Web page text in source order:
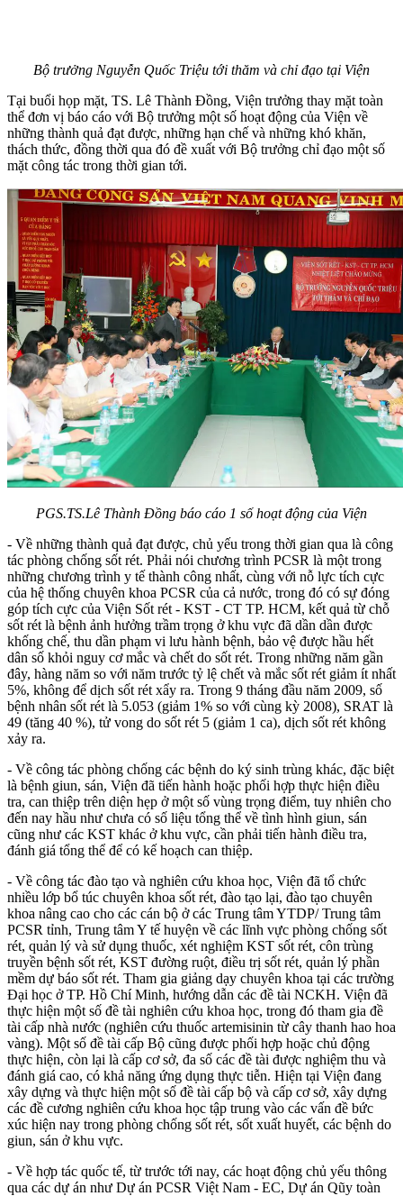
Bộ trưởng Nguyễn Quốc Triệu tới thăm và chỉ đạo tại Viện
Tại buổi họp mặt, TS. Lê Thành Đồng, Viện trưởng thay mặt toàn
thể đơn vị báo cáo với Bộ trưởng một số hoạt động của Viện về
những thành quả đạt được, những hạn chế và những khó khăn,
thách thức, đồng thời qua đó đề xuất với Bộ trưởng chỉ đạo một số
mặt công tác trong thời gian tới.
PGS.TS.Lê Thành Đồng báo cáo 1 số hoạt động của Viện
- Về những thành quả đạt được, chủ yếu trong thời gian qua là công
tác phòng chống sốt rét. Phải nói chương trình PCSR là một trong
những chương trình y tế thành công nhất, cùng với nỗ lực tích cực
của hệ thống chuyên khoa PCSR của cả nước, trong đó có sự đóng
góp tích cực của Viện Sốt rét - KST - CT TP. HCM, kết quả từ chỗ
sốt rét là bệnh ảnh hưởng trầm trọng ở khu vực đã dần dần được
khống chế, thu dần phạm vi lưu hành bệnh, bảo vệ được hầu hết
dân số khỏi nguy cơ mắc và chết do sốt rét. Trong những năm gần
đây, hàng năm so với năm trước tỷ lệ chết và mắc sốt rét giảm ít nhất
5%, không để dịch sốt rét xẩy ra. Trong 9 tháng đầu năm 2009, số
bệnh nhân sốt rét là 5.053 (giảm 1% so với cùng kỳ 2008), SRAT là
49 (tăng 40 %), tử vong do sốt rét 5 (giảm 1 ca), dịch sốt rét không
xảy ra.
- Về công tác phòng chống các bệnh do ký sinh trùng khác, đặc biệt
là bệnh giun, sán, Viện đã tiến hành hoặc phối hợp thực hiện điều
tra, can thiệp trên diện hẹp ở một số vùng trọng điểm, tuy nhiên cho
đến nay hầu như chưa có số liệu tổng thể về tình hình giun, sán
cũng như các KST khác ở khu vực, cần phải tiến hành điều tra,
đánh giá tổng thể để có kế hoạch can thiệp.
- Về công tác đào tạo và nghiên cứu khoa học, Viện đã tổ chức
nhiều lớp bổ túc chuyên khoa sốt rét, đào tạo lại, đào tạo chuyên
khoa nâng cao cho các cán bộ ở các Trung tâm YTDP/ Trung tâm
PCSR tỉnh, Trung tâm Y tế huyện về các lĩnh vực phòng chống sốt
rét, quản lý và sử dụng thuốc, xét nghiệm KST sốt rét, côn trùng
truyền bệnh sốt rét, KST đường ruột, điều trị sốt rét, quản lý phần
mềm dự báo sốt rét. Tham gia giảng dạy chuyên khoa tại các trường
Đại học ở TP. Hồ Chí Minh, hướng dẫn các đề tài NCKH. Viện đã
thực hiện một số đề tài nghiên cứu khoa học, trong đó tham gia đề
tài cấp nhà nước (nghiên cứu thuốc artemisinin từ cây thanh hao hoa
vàng). Một số đề tài cấp Bộ cũng được phối hợp hoặc chủ động
thực hiện, còn lại là cấp cơ sở, đa số các đề tài được nghiệm thu và
đánh giá cao, có khả năng ứng dụng thực tiễn. Hiện tại Viện đang
xây dựng và thực hiện một số đề tài cấp bộ và cấp cơ sở, xây dựng
các đề cương nghiên cứu khoa học tập trung vào các vấn đề bức
xúc hiện nay trong phòng chống sốt rét, sốt xuất huyết, các bệnh do
giun, sán ở khu vực.
- Về hợp tác quốc tế, từ trước tới nay, các hoạt động chủ yếu thông
qua các dự án như Dự án PCSR Việt Nam - EC, Dự án Qũy toàn